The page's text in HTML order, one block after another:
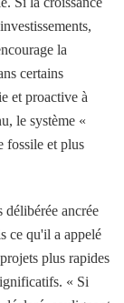
la
certains
et proactive à
le système «
fossile et plus
délibérée ancrée
ce qu'il a appelé
plus rapides
« Si